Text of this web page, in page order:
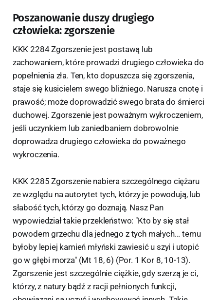
Poszanowanie duszy drugiego
człowieka: zgorszenie
KKK 2284 Zgorszenie jest postawą lub
zachowaniem, które prowadzi drugiego człowieka do
popełnienia zła. Ten, kto dopuszcza się zgorszenia,
staje się kusicielem swego bliźniego. Narusza cnotę i
prawość; może doprowadzić swego brata do śmierci
duchowej. Zgorszenie jest poważnym wykroczeniem,
jeśli uczynkiem lub zaniedbaniem dobrowolnie
doprowadza drugiego człowieka do poważnego
wykroczenia.
KKK 2285 Zgorszenie nabiera szczególnego ciężaru
ze względu na autorytet tych, którzy je powodują, lub
słabość tych, którzy go doznają. Nasz Pan
wypowiedział takie przekleństwo: "Kto by się stał
powodem grzechu dla jednego z tych małych... temu
byłoby lepiej kamień młyński zawiesić u szyi i utopić
go w głębi morza" (Mt 18, 6) (Por. 1 Kor 8, 10-13).
Zgorszenie jest szczególnie ciężkie, gdy szerzą je ci,
którzy, z natury bądź z racji pełnionych funkcji,